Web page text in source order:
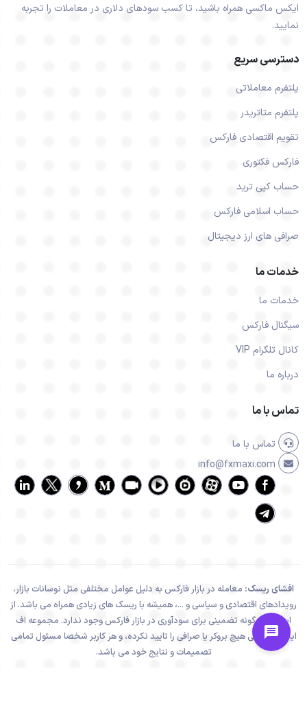
ایکس ماکسی همراه باشید، تا کسب سودهای دلاری در معاملات را تجربه
نمایید.
دسترسی سریع
پلتفرم معاملاتی
پلتفرم متاتریدر
تقویم اقتصادی فارکس
فارکس فکتوری
حساب کپی ترید
حساب اسلامی فارکس
صرافی های ارز دیجیتال
خدمات ما
خدمات ما
سیگنال فارکس
کانال تلگرام VIP
درباره ما
تماس با ما
تماس با ما
افشای ریسک: معامله در بازار فارکس به دلیل عوامل مختلفی مثل نوسانات بازار،
رویدادهای اقتصادی و سیاسی و ...، همیشه با ریسک های زیادی همراه می باشد. از
اینرو هیچ گونه تضمینی برای سودآوری در بازار فارکس وجود ندارد. مجموعه اف
ایکس ماکسی هیچ بروکر یا صرافی را تایید نکرده، و هر کاربر شخصا مسئول تمامی
تصمیمات و نتایج خود می باشد.